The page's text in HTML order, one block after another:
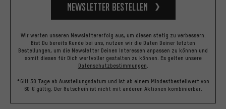
Newsletter bestellen
Wir werten unseren Newslettererfolg aus, um diesen stetig zu verbessern.
Bist Du bereits Kunde bei uns, nutzen wir die Daten Deiner letzten
Bestellungen, um die Newsletter Deinen Interessen anpassen zu können und
somit diesen für Dich wertvoller gestalten zu können. Es gelten unsere
Datenschutzbestimmungen.
*Gilt 30 Tage ab Ausstellungsdatum und ist ab einem Mindestbestellwert von
60 € gültig. Der Gutschein ist nicht mit anderen Aktionen kombinierbar.